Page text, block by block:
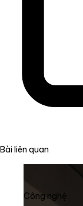
Bài liên quan
Công nghệ